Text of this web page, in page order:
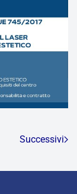
Successivi